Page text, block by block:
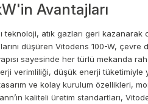
Avantajları
teknoloji, atık gazları geri kazanarak
düşüren Vitodens 100-W, çevre
sayesinde her türlü mekanda
verimliliği, düşük enerji
ve kolay kurulum özellikleri,
kaliteli üretim standartları,